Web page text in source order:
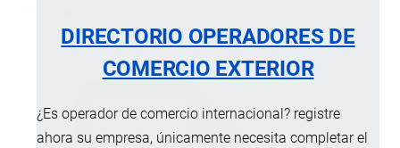
DIRECTORIO OPERADORES DE
COMERCIO EXTERIOR
¿Es operador de comercio internacional? registre
ahora su empresa, únicamente necesita completar el